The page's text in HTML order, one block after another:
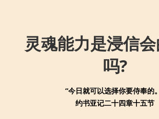
Content
灵魂能力是浸信
吗?
“今日就可以选择你要侍奉的
约书亚记二十四章十五节